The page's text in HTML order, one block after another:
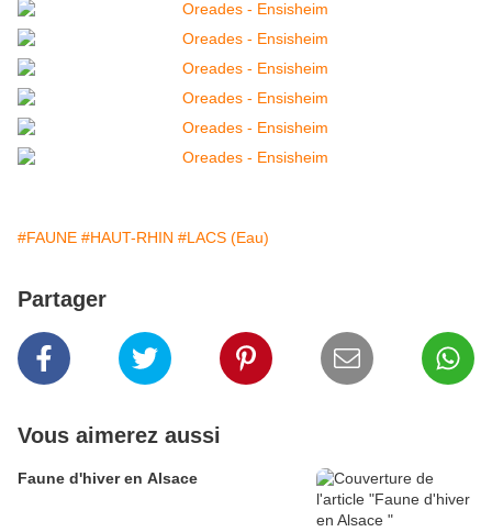
#FAUNE #HAUT-RHIN #LACS (Eau)
Partager
Vous aimerez aussi
Faune d'hiver en Alsace